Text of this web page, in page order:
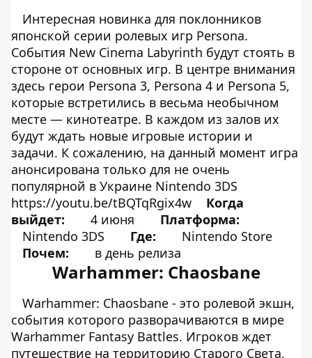
Интересная новинка для поклонников
японской серии ролевых игр Persona.
События New Cinema Labyrinth будут стоять в
стороне от основных игр. В центре внимания
здесь герои Persona 3, Persona 4 и Persona 5,
которые встретились в весьма необычном
месте — кинотеатре. В каждом из залов их
будут ждать новые игровые истории и
задачи. К сожалению, на данный момент игра
анонсирована только для не очень
популярной в Украине Nintendo 3DS
https://youtu.be/tBQTqRgix4w
Когда
выйдет:
4 июня
Платформа:
Nintendo 3DS
Где:
Nintendo Store
Почем:
в день релиза
Warhammer: Chaosbane
Warhammer: Chaosbane - это ролевой экшн,
события которого разворачиваются в мире
Warhammer Fantasy Battles. Игроков ждет
путешествие на территорию Старого Света,